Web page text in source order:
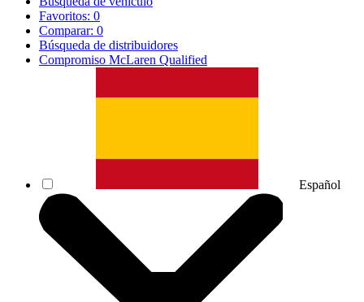
Favoritos: 0
Comparar: 0
Búsqueda de distribuidores
Compromiso McLaren Qualified
Español